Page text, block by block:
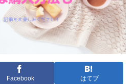
Facebook はてブ